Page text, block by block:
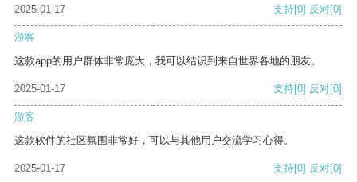
2025-01-17 支持[0] 反对[0]
游客
这款app的用户群体非常庞大，我可以结识到来自世界各地的朋友。
2025-01-17 支持[0] 反对[0]
游客
这款软件的社区氛围非常好，可以与其他用户交流学习心得。
2025-01-17 支持[0] 反对[0]